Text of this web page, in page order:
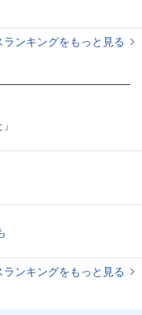
ンキングをもっと見る
ンキングをもっと見る